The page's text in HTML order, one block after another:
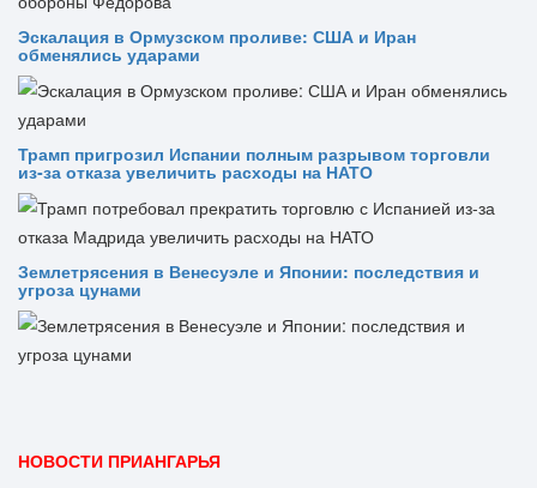
Эскалация в Ормузском проливе: США и Иран
обменялись ударами
Трамп пригрозил Испании полным разрывом торговли
из‑за отказа увеличить расходы на НАТО
Землетрясения в Венесуэле и Японии: последствия и
угроза цунами
НОВОСТИ ПРИАНГАРЬЯ